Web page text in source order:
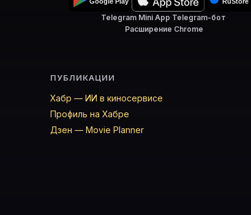
Telegram Mini App·Telegram-бот·
Расширение Chrome
ПУБЛИКАЦИИ
Хабр — ИИ в киносервисе
Профиль на Хабре
Дзен — Movie Planner